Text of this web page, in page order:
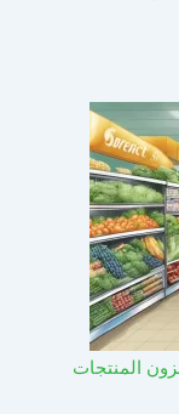
المنتجات